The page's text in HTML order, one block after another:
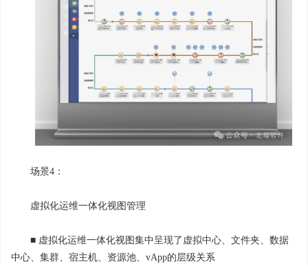
场景4：
虚拟化运维一体化视图管理
■ 虚拟化运维一体化视图集中呈现了虚拟中心、文件夹、数据
中心、集群、宿主机、资源池、vApp的层级关系